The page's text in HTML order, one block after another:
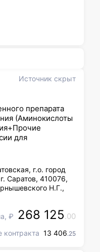
Источник скрыт
препарата
(Аминокислоты
для
г.о. город
Саратов, 410076,
Н.Г.,
₽ 268 125.00
контракта 13 406.25